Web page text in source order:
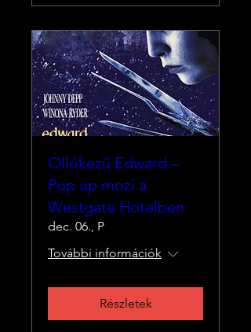
Ollókezű Edward –
Pop up mozi a
Westgate Hotelben
dec. 06., P
További információk
Részletek